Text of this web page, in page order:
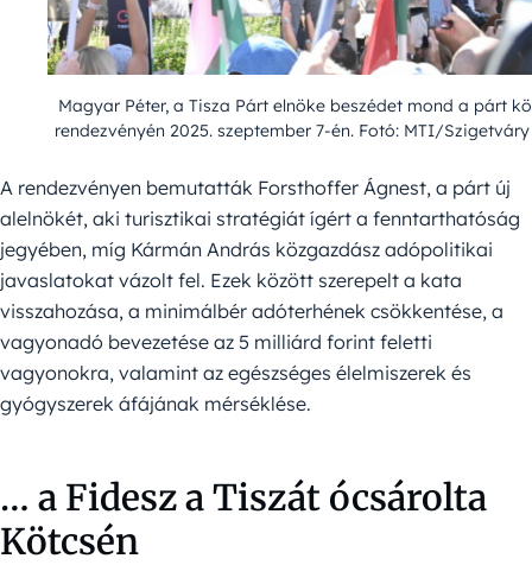
Magyar Péter, a Tisza Párt elnöke beszédet mond a párt
rendezvényén 2025. szeptember 7-én. Fotó: MTI/
A rendezvényen bemutatták Forsthoffer Ágnest, a párt új
alelnökét, aki turisztikai stratégiát ígért a fenntarthatóság
jegyében, míg Kármán András közgazdász adópolitikai
javaslatokat vázolt fel. Ezek között szerepelt a kata
visszahozása, a minimálbér adóterhének csökkentése, a
vagyonadó bevezetése az 5 milliárd forint feletti
vagyonokra, valamint az egészséges élelmiszerek és
gyógyszerek áfájának mérséklése.
… a Fidesz a Tiszát ócsárolta
Kötcsén